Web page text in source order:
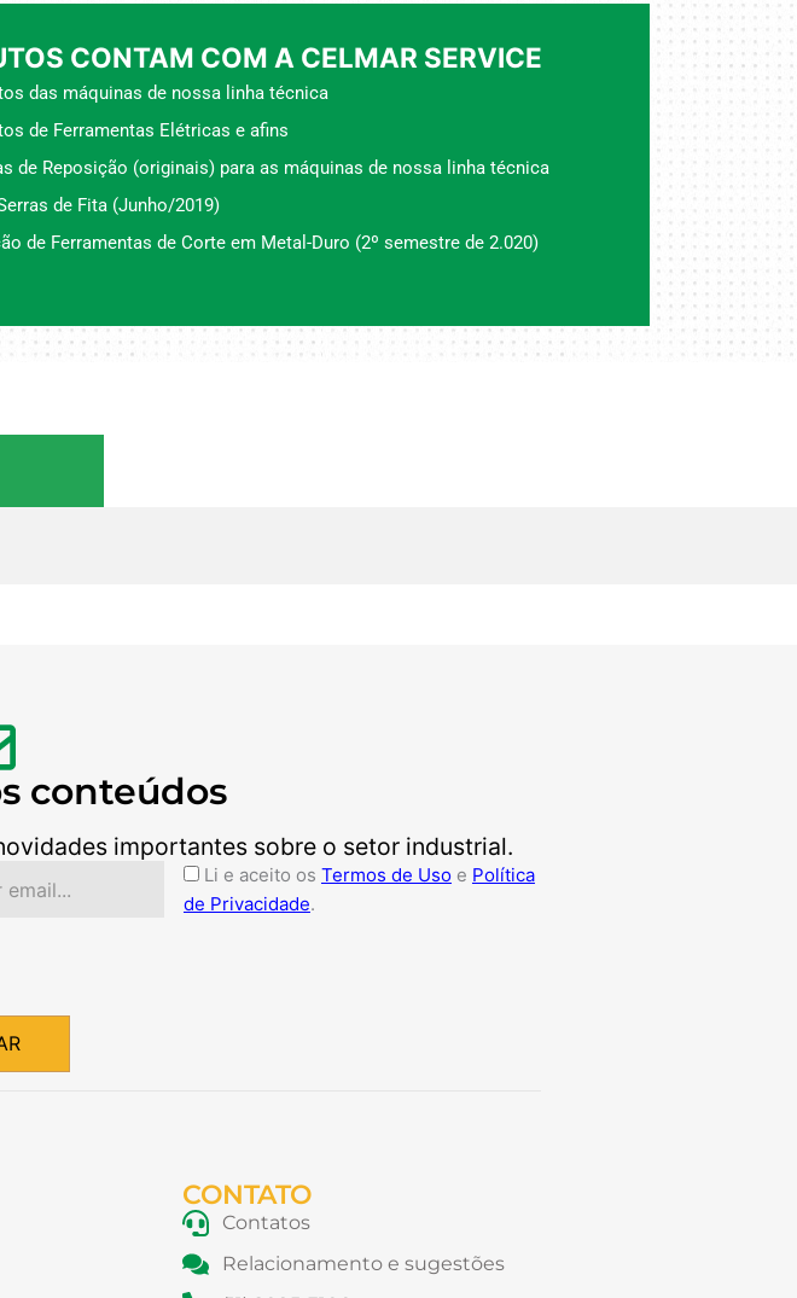
CONTAM COM A CELMAR SERVICE
das máquinas de nossa linha técnica
de Ferramentas Elétricas e afins
de Reposição (originais) para as máquinas de nossa linha técnica
de Fita (Junho/2019)
de Ferramentas de Corte em Metal-Duro (2º semestre de 2.020)
conteúdos
importantes sobre o setor industrial.
Aceite
Li e aceito os Termos de Usoe Política
de Privacidade.
CONTATO
Contatos
Relacionamento e sugestões